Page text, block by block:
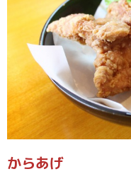
からあげ